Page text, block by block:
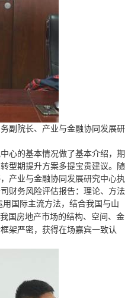
副院长、产业与金融协同发展研
心的基本情况做了基本介绍，期
型期提升方案多提宝贵建议。随
产业与金融协同发展研究中心执
财务风险评估报告：理论、方法
国际主流方法，结合我国与山
国房地产市场的结构、空间、金
架严密，获得在场嘉宾一致认